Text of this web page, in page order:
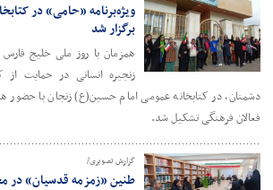
ویژه‌برنامه «حامی» در
برگزار شد
همزمان با روز ملی خلیج
زنجیره انسانی در حمایت از
دشمنان، در کتابخانه عمومی امام حسین(ع) زنجان با حضور
فعالان فرهنگی تشکیل شد.
گزارش تصویری/
طنین «زمزمه قدسیان» در